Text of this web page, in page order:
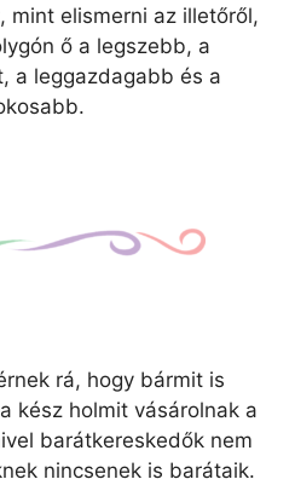
mint elismerni az illetőről,
ő a legszebb, a
a leggazdagabb és a
rá, hogy bármit is
kész holmit vásárolnak a
barátkereskedők nem
nincsenek is barátaik.